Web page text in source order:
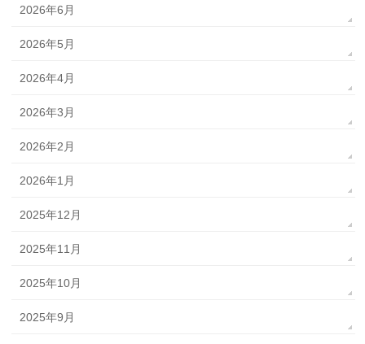
2026年6月
2026年5月
2026年4月
2026年3月
2026年2月
2026年1月
2025年12月
2025年11月
2025年10月
2025年9月